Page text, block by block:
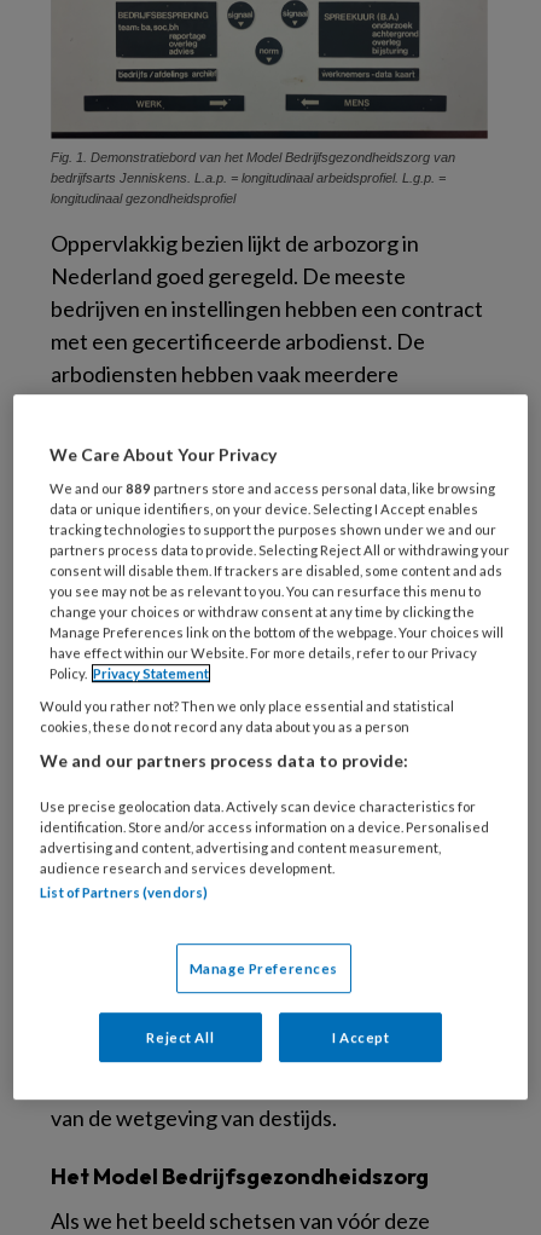
Fig. 1. Demonstratiebord van het Model Bedrijfsgezondheidszorg van
bedrijfsarts Jenniskens. L.a.p. = longitudinaal arbeidsprofiel. L.g.p. =
longitudinaal gezondheidsprofiel
Oppervlakkig bezien lijkt de arbozorg in
Nederland goed geregeld. De meeste
bedrijven en instellingen hebben een contract
met een gecertificeerde arbodienst. De
arbodiensten hebben vaak meerdere
bedrijfsarts of arboverpleegkundige kunnen
consulteren. Dat gebeurt ‘verplicht’ in het
kader van het ziekteverzuim, maar er is ook
een open ‘vrijwillig’ spreekuur waar
werknemers terecht kunnen met hun vragen
over hun werk en werkomstandigheden.
Vrijwel alle Nederlandse bedrijven laten een
risico-inventarisatie en -evaluatie uitvoeren.
Binnen het kader van de
arbodiensten een grote vrijheid om de
arbozorg vorm te geven, als het gaat om het
gebruik van werkmethoden, instrumenten en
Van onderlinge samenwerking is nauwelijks
sprake, wel van concurrentie en soms ook van
bedrijfsovername. Nederland kent een vrije
markt voor arbeid en gezondheid. Deze is
van de wetgeving van destijds.
Het Model Bedrijfsgezondheidszorg
Als we het beeld schetsen van vóór deze
We Care About Your Privacy
We and our889 partners store and access personal data, like browsing
data or unique identifiers, on your device. Selecting I Accept enables
tracking technologies to support the purposes shown under we and our
partners process data to provide. Selecting Reject All or withdrawing your
consent will disable them. If trackers are disabled, some content and ads
you see may not be as relevant to you. You can resurface this menu to
change your choices or withdraw consent at any time by clicking the
Manage Preferences link on the bottom of the webpage. Your choices will
have effect within our Website. For more details, refer to our Privacy
Policy. Privacy Statement
Would you rather not? Then we only place essential and statistical
cookies, these do not record any data about you as a person
We and our partners process data to provide:
Use precise geolocation data. Actively scan device characteristics for
identification. Store and/or access information on a device. Personalised
advertising and content, advertising and content measurement,
audience research and services development.
List of Partners (vendors)
Manage Preferences
Reject All I Accept